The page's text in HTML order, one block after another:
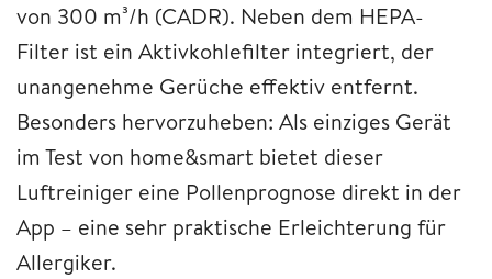
von 300 m³/h (CADR). Neben dem HEPA-
Filter ist ein Aktivkohlefilter integriert, der
unangenehme Gerüche effektiv entfernt.
Besonders hervorzuheben: Als einziges Gerät
im Test von home&smart bietet dieser
Luftreiniger eine Pollenprognose direkt in der
App – eine sehr praktische Erleichterung für
Allergiker.